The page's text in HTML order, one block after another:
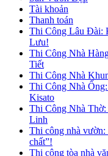
Tài khoản
Thanh toán
Thi Công Lâu Đài:
Lưu!
Thi Công Nhà
Tiết
Thi Công Nhà
Thi Công Nhà
Kisato
Thi Công Nhà
Linh
Thi công nhà
chất”!
Thi công tòa nhà